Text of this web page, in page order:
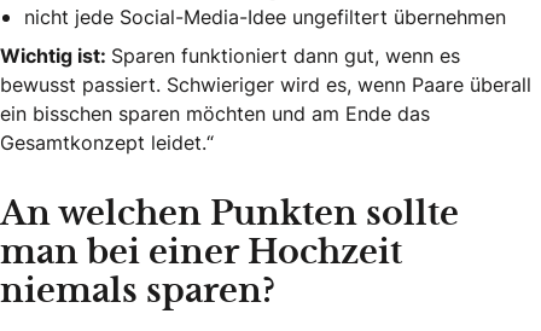
nicht jede Social-Media-Idee ungefiltert übernehmen
Wichtig ist: Sparen funktioniert dann gut, wenn es
bewusst passiert. Schwieriger wird es, wenn Paare überall
ein bisschen sparen möchten und am Ende das
Gesamtkonzept leidet.“
An welchen Punkten sollte
man bei einer Hochzeit
niemals sparen?